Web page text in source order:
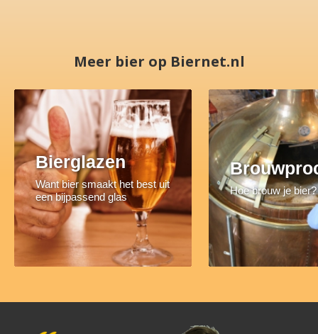
Meer bier op Biernet.nl
Bierglazen
Want bier smaakt het best uit
een bijpassend glas
Hoe brouw je bier?